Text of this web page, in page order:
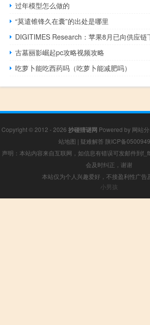
过年模型怎么做的
“莫遣锥锋久在囊”的出处是哪里
古墓丽影崛起pc攻略视频攻略
吃萝卜能吃西药吗（吃萝卜能减肥吗）
Copyright © 2012 - 2026 抄碰猜谜网 Powered by 网站
站地图 | 疑难解答 陕ICP备
声明：本站内容来自互联网，如信息有错误可发邮件到
会及时纠正，谢谢
本站仅为个人兴趣爱好，不接盈利性广告
小男孩